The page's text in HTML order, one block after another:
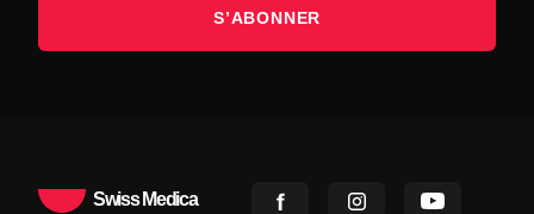
S’ABONNER
Swiss Medica